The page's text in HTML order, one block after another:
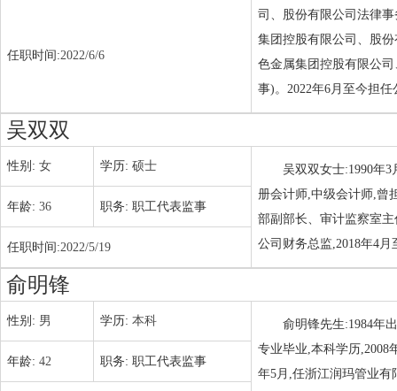
司、股份有限公司法律
集团控股有限公司、股
色金属集团控股有限公
事)。2022年6月至今担任
任职时间:2022/6/6
吴双双
性别: 女 学历: 硕士
吴双双女士:1990年
册会计师,中级会计师,曾
部副部长、审计监察室
公司财务总监,2018年4
年龄: 36 职务: 职工代表监事
任职时间:2022/5/19
俞明锋
性别: 男 学历: 本科
俞明锋先生:1984年
专业毕业,本科学历,2008
年5月,任浙江润玛管业有
年龄: 42 职务: 职工代表监事